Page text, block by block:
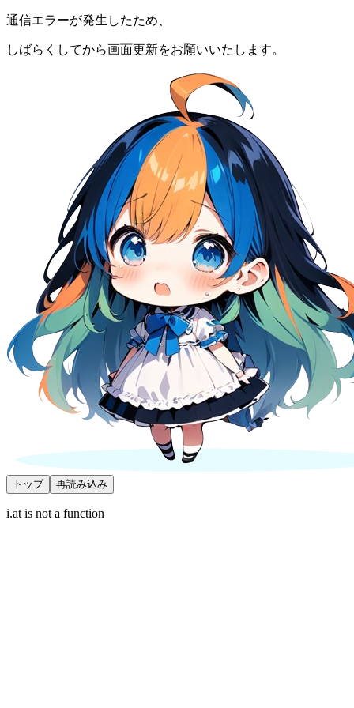
通信エラーが発生したため、
しばらくしてから画面更新をお願いいたします。
トップ 再読み込み
i.at is not a function